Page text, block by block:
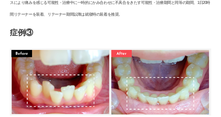
スにより痛みを感じる可能性・治療中に一時的にかみ合わせに不具合をきたす可能性・治療期間と同等の期間、1日20時
間リテーナーを装着、リテーナー期間以降は就寝時の装着を推奨。
症例③